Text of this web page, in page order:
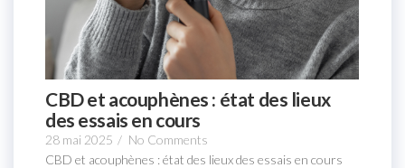
CBD et acouphènes : état des lieux
des essais en cours
28 mai 2025 / No Comments
CBD et acouphènes : état des lieux des essais en cours